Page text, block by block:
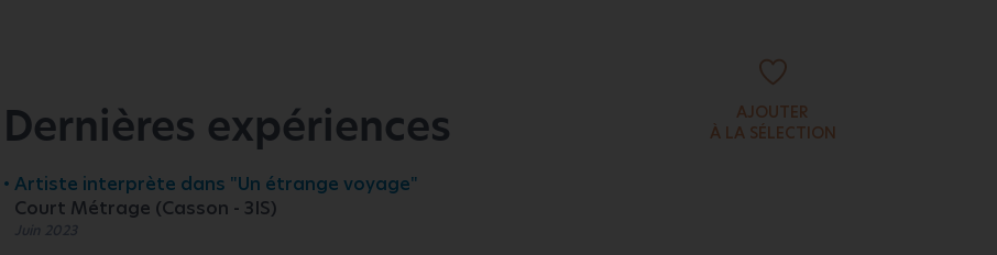
Dernières expériences
Artiste interprète dans "Un étrange voyage"
Court Métrage (Casson - 3IS)
Juin 2023
AJOUTER
À LA SÉLECTION